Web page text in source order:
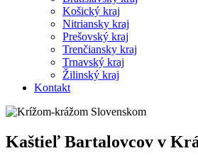
Košický kraj
Nitriansky kraj
Prešovský kraj
Trenčiansky kraj
Trnavský kraj
Žilinský kraj
Kontakt
Kaštieľ Bartalovcov v